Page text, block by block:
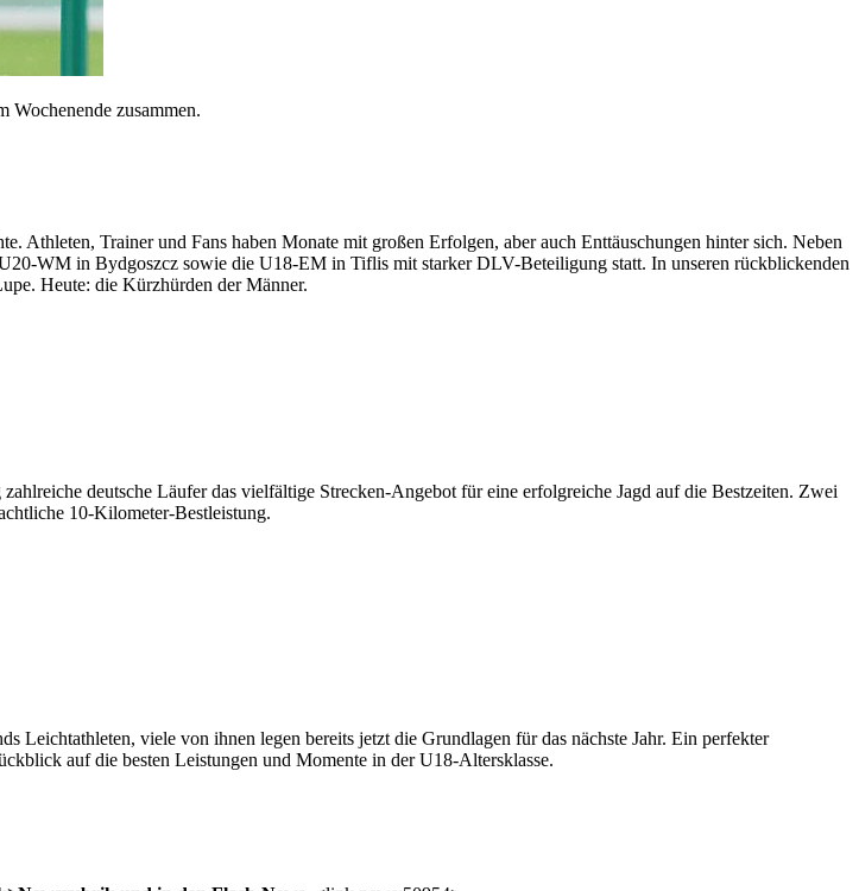
Wochenende zusammen.
Athleten, Trainer und Fans haben Monate mit großen Erfolgen, aber auch Enttäuschungen hinter sich. Neben
WM in Bydgoszcz sowie die U18-EM in Tiflis mit starker DLV-Beteiligung statt. In unseren rückblickenden
Heute: die Kürzhürden der Männer.
deutsche Läufer das vielfältige Strecken-Angebot für eine erfolgreiche Jagd auf die Bestzeiten. Zwei
10-Kilometer-Bestleistung.
Leichtathleten, viele von ihnen legen bereits jetzt die Grundlagen für das nächste Jahr. Ein perfekter
auf die besten Leistungen und Momente in der U18-Altersklasse.